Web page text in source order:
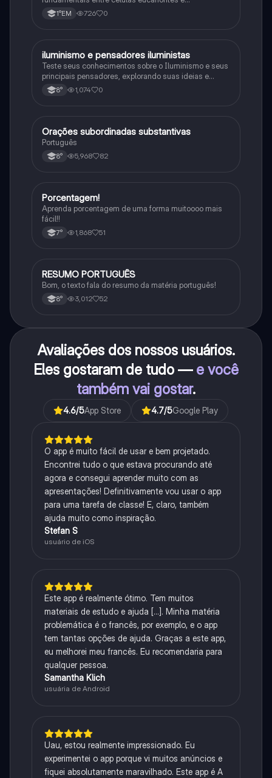
procariontes.
1°EM 726 0
História
iluminismo e pensadores iluministas
Teste seus conhecimentos sobre o Iluminismo e seus
principais pensadores, explorando suas ideias e
impacto histórico.
8° 1,074 0
Português
Orações subordinadas substantivas
Português
8° 5,968 82
Matematica
Porcentagem!
Aprenda porcentagem de uma forma muitoooo mais
fácil!!
7° 1,868 51
Português
RESUMO PORTUGUÊS
Bom, o texto fala do resumo da matéria português!
8° 3,012 52
Avaliações dos nossos usuários.
Eles gostaram de tudo — e você
também vai gostar.
4.6/5App Store 4.7/5Google Play
O app é muito fácil de usar e bem projetado.
Encontrei tudo o que estava procurando até
agora e consegui aprender muito com as
apresentações! Definitivamente vou usar o app
para uma tarefa de classe! E, claro, também
ajuda muito como inspiração.
Stefan S
usuário de iOS
Este app é realmente ótimo. Tem muitos
materiais de estudo e ajuda [...]. Minha matéria
problemática é o francês, por exemplo, e o app
tem tantas opções de ajuda. Graças a este app,
eu melhorei meu francês. Eu recomendaria para
qualquer pessoa.
Samantha Klich
usuária de Android
Uau, estou realmente impressionado. Eu
experimentei o app porque vi muitos anúncios e
fiquei absolutamente maravilhado. Este app é A